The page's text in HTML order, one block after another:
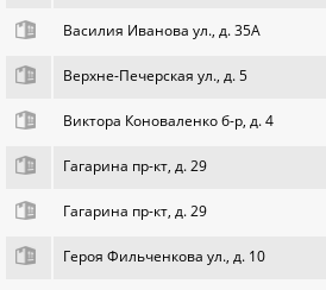
Василия Иванова ул., д. 35А
Верхне-Печерская ул., д. 5
Виктора Коноваленко б-р, д. 4
Гагарина пр-кт, д. 29
Гагарина пр-кт, д. 29
Героя Фильченкова ул., д. 10